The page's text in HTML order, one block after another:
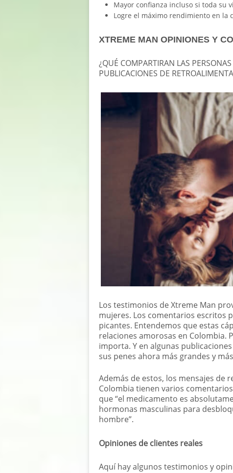
Mayor confianza incluso si toda su
Logre el máximo rendimiento en la
XTREME MAN OPINIONES Y
¿QUÉ COMPARTIRAN LAS
PUBLICACIONES DE
Los testimonios de Xtreme Man
mujeres. Los comentarios escritos
picantes. Entendemos que estas
relaciones amorosas en Colombia.
importa. Y en algunas
sus penes ahora más grandes y
Además de estos, los mensajes de
Colombia tienen varios
que “el medicamento es
hormonas masculinas para
hombre”.
Opiniones de clientes reales
Aquí hay algunos testimonios y